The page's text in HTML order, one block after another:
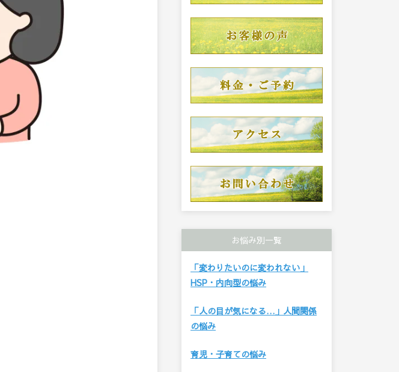
お悩み別一覧
「変わりたいのに変われない」
HSP・内向型の悩み
「人の目が気になる…」人間関係
の悩み
育児・子育ての悩み